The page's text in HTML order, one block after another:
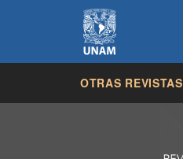
OTRAS REVISTAS